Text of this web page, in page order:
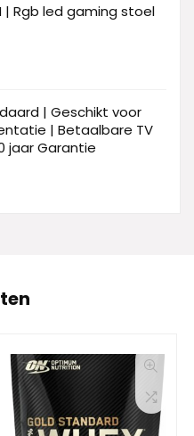
| Rgb led gaming stoel
| Geschikt voor
| Betaalbare TV
jaar Garantie